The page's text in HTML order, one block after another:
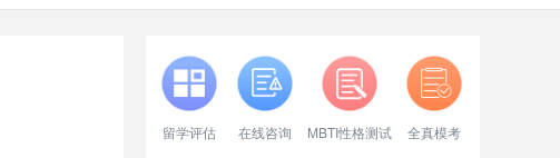
留学评估 在线咨询 MBTI性格测试 全真模考